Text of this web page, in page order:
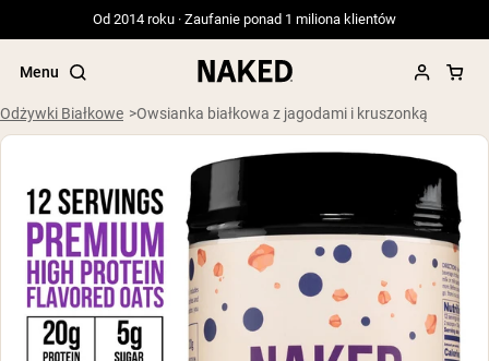
Od 2014 roku · Zaufanie ponad 1 miliona klientów
Menu
Popularne wyszukiwania
”Protein Powder“
”Overnight Oats“
”Vegan protein“
”Collagen“
”Micellar Casein“
Odżywki Białkowe Owsianka białkowa z jagodami i kruszonką